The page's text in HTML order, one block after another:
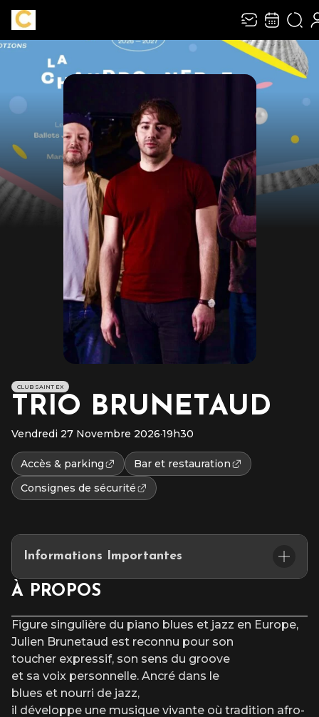
Recevez toute l’actualité en vous abonnant à
ENVOYER
Rivaj Group traite votre adresse électronique pour la gestion de votre abonnement à la
newsletter deLa Chaudronnerie
. Vous pouvez retirer votre consentement à tout moment.
savoir plus, consultez notre
politique de protection des données
CLUB SAINT EX
TRIO BRUNETAUD
Vendredi 27 Novembre 2026·19h30
Accès & parking
Bar et restauration
Consignes de sécurité
Informations Importantes
Salle St-Exupéry
L’accès au site et/ou aux places numérotées n’est pas garanti
après l’heure du début du spectacle.
À PROPOS
Figure singulière du piano blues et jazz en Europe,
Julien Brunetaud est reconnu pour son
toucher expressif, son sens du groove
et sa voix personnelle. Ancré dans le
blues et nourri de jazz,
il développe une musique vivante où tradition afro-